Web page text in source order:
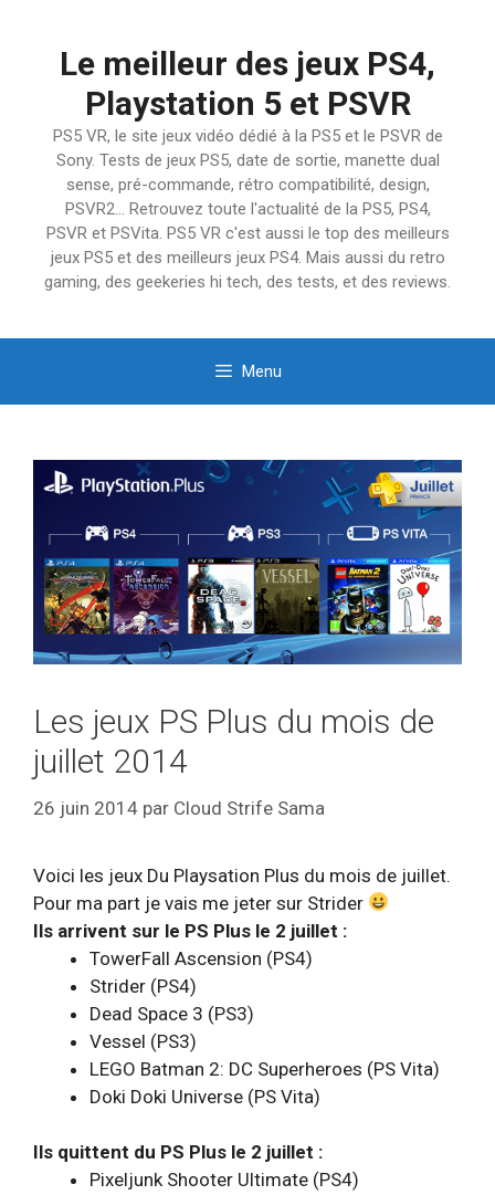
Le meilleur des jeux PS4,
Playstation 5 et PSVR
PS5 VR, le site jeux vidéo dédié à la PS5 et le PSVR de
Sony. Tests de jeux PS5, date de sortie, manette dual
sense, pré-commande, rétro compatibilité, design,
PSVR2… Retrouvez toute l'actualité de la PS5, PS4,
PSVR et PSVita. PS5 VR c'est aussi le top des meilleurs
jeux PS5 et des meilleurs jeux PS4. Mais aussi du retro
gaming, des geekeries hi tech, des tests, et des reviews.
Menu
Les jeux PS Plus du mois de
juillet 2014
26 juin 2014 par Cloud Strife Sama
Voici les jeux Du Playsation Plus du mois de juillet.
Pour ma part je vais me jeter sur Strider
Ils arrivent sur le PS Plus le 2 juillet :
TowerFall Ascension (PS4)
Strider (PS4)
Dead Space 3 (PS3)
Vessel (PS3)
LEGO Batman 2: DC Superheroes (PS Vita)
Doki Doki Universe (PS Vita)
Ils quittent du PS Plus le 2 juillet :
Pixeljunk Shooter Ultimate (PS4)